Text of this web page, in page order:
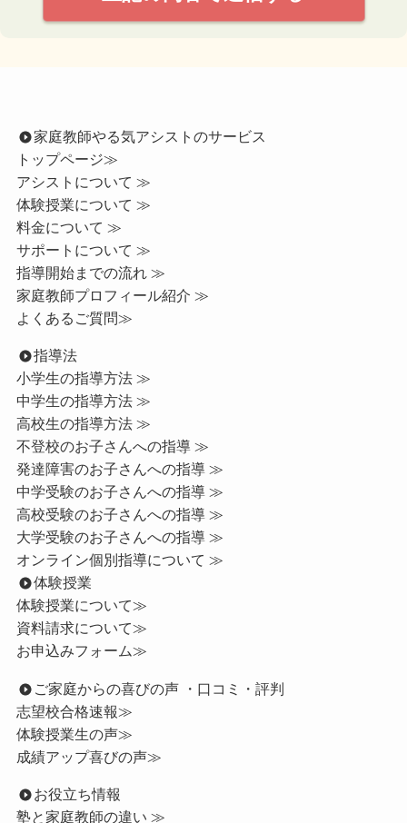
家庭教師やる気アシストのサービス
トップページ≫
アシストについて ≫
体験授業について ≫
料金について ≫
サポートについて ≫
指導開始までの流れ ≫
家庭教師プロフィール紹介 ≫
よくあるご質問≫
指導法
小学生の指導方法 ≫
中学生の指導方法 ≫
高校生の指導方法 ≫
不登校のお子さんへの指導 ≫
発達障害のお子さんへの指導 ≫
中学受験のお子さんへの指導 ≫
高校受験のお子さんへの指導 ≫
大学受験のお子さんへの指導 ≫
オンライン個別指導について ≫
体験授業
体験授業について≫
資料請求について≫
お申込みフォーム≫
ご家庭からの喜びの声 ・口コミ・評判
志望校合格速報≫
体験授業生の声≫
成績アップ喜びの声≫
お役立ち情報
塾と家庭教師の違い ≫